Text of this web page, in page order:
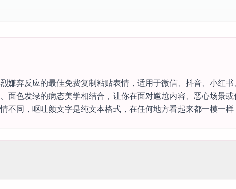
嫌弃反应的最佳免费复制粘贴表情，适用于微信、抖音、小红
面色发绿的病态美学相结合，让你在面对尴尬内容、恶心场景
不同，呕吐颜文字是纯文本格式，在任何地方看起来都一模一